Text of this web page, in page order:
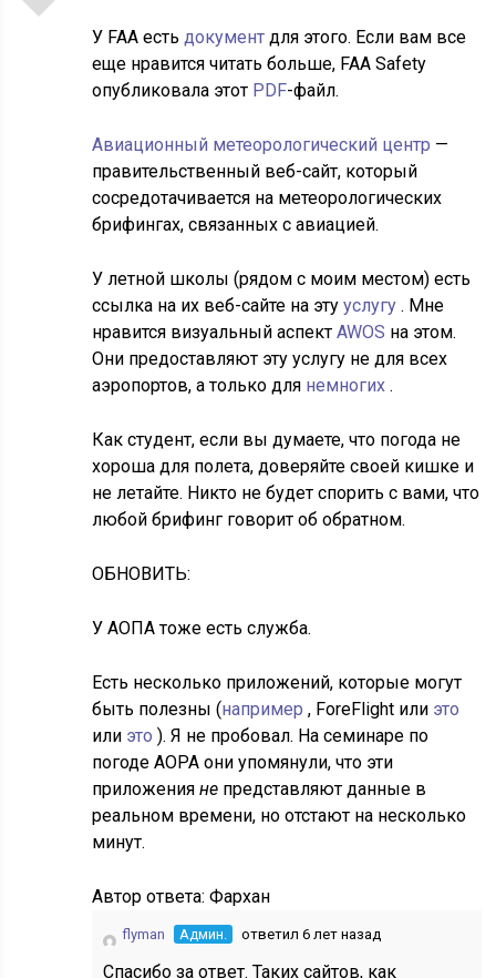
У FAA естьдокументдля этого. Если вам все
еще нравится читать больше, FAA Safety
опубликовала этот PDF-файл.
Авиационный метеорологический центр —
правительственный веб-сайт, который
сосредотачивается на метеорологических
брифингах, связанных с авиацией.
У летной школы (рядом с моим местом) есть
ссылка на их веб-сайте на этууслугу. Мне
нравится визуальный аспектAWOS на этом.
Они предоставляют эту услугу не для всех
аэропортов, а только для немногих.
Как студент, если вы думаете, что погода не
хороша для полета, доверяйте своей кишке и
не летайте. Никто не будет спорить с вами, что
любой брифинг говорит об обратном.
ОБНОВИТЬ:
У АОПАтоже есть служба.
Есть несколько приложений, которые могут
быть полезны (например, ForeFlight или это
или это). Я не пробовал. На семинаре по
погоде AOPA они упомянули, что эти
приложенияне представляют данные в
реальном времени, но отстают на несколько
минут.
Автор ответа:Фархан
flyman Админ. ответил 6 лет назад
Спасибо за ответ. Таких сайтов, как